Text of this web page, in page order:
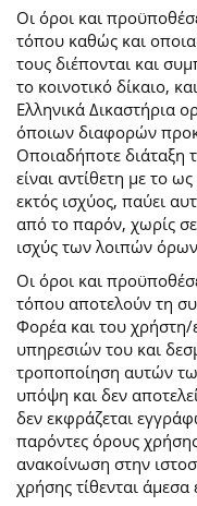
Οι όροι και
τόπου καθώς και
τους διέπονται και
το κοινοτικό δίκαιο,
Ελληνικά Δικαστήρια
όποιων διαφορών
Οποιαδήποτε διάταξη
είναι αντίθετη με το
εκτός ισχύος, παύει
από το παρόν, χωρίς
ισχύς των λοιπών
Οι όροι και
τόπου αποτελούν τη
Φορέα και του χρήστη/
υπηρεσιών του και
τροποποίηση αυτών
υπόψη και δεν
δεν εκφράζεται
παρόντες όρους
ανακοίνωση στην
χρήσης τίθενται